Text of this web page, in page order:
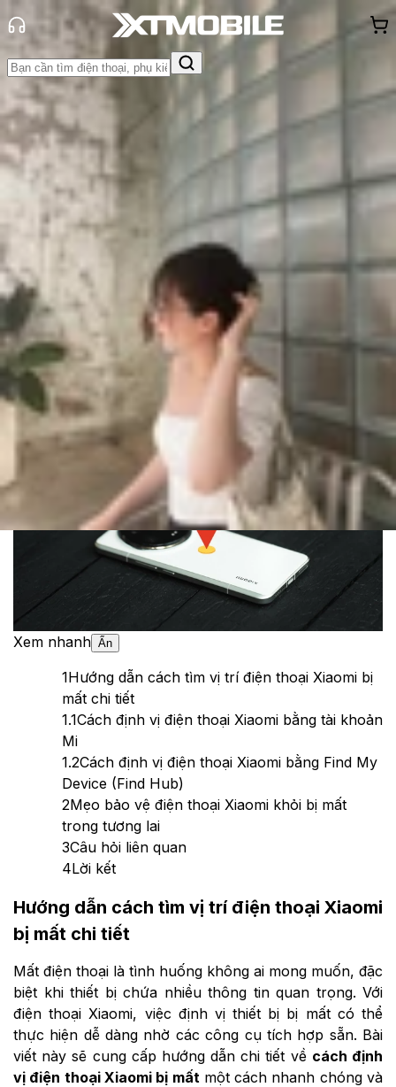
Trang chủ
Tin tức
Thủ thuật
Tin Mới
Đánh Giá - Trên Tay
Khuyến
Thủ thuật Thông báoKhách
hàng - Sự kiện
Cách định vị điện thoại Xiaomi bị
mất nhanh chóng và hiệu quả
Triệu Vy
Ngày đăng: 21/05/2025
Cập nhật:
21/05/2025
Theo dõi XTMobile trên
Xem nhanh Ẩn
1Hướng dẫn cách tìm vị trí điện thoại Xiaomi bị
mất chi tiết
1.1Cách định vị điện thoại Xiaomi bằng tài khoản
Mi
1.2Cách định vị điện thoại Xiaomi bằng Find My
Device (Find Hub)
2Mẹo bảo vệ điện thoại Xiaomi khỏi bị mất
trong tương lai
3Câu hỏi liên quan
4Lời kết
Hướng dẫn cách tìm vị trí điện thoại Xiaomi
bị mất chi tiết
Mất điện thoại là tình huống không ai mong muốn, đặc
biệt khi thiết bị chứa nhiều thông tin quan trọng. Với
điện thoại Xiaomi, việc định vị thiết bị bị mất có thể
thực hiện dễ dàng nhờ các công cụ tích hợp sẵn. Bài
viết này sẽ cung cấp hướng dẫn chi tiết về cách định
vị điện thoại Xiaomi bị mất một cách nhanh chóng và